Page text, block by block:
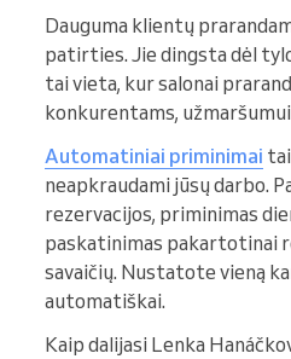
Dauguma klientų
patirties. Jie dingsta dėl
tai vieta, kur salonai
konkurentams, užmaršumui
Automatiniai priminimai
neapkraudami jūsų darbo.
rezervacijos, priminimas
paskatinimas pakartotinai
savaičių. Nustatote vieną
automatiškai.
Kaip dalijasi Lenka